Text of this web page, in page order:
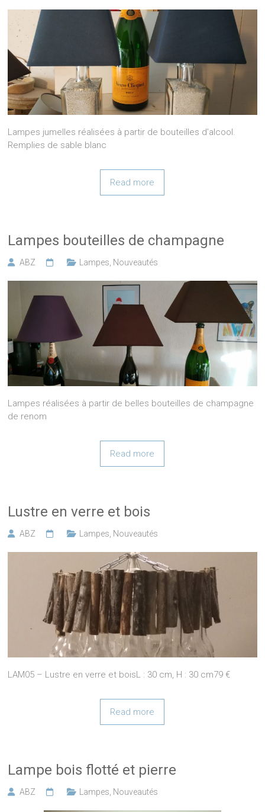
Lampes jumelles réalisées à partir de bouteilles d’alcool.
Remplies de sable blanc
Read more
Lampes bouteilles de champagne
ABZ Lampes Nouveautés
Lampes réalisées à partir de belles bouteilles de champagne
de renom
Read more
Lustre en verre et bois
ABZ Lampes Nouveautés
LAM05 – Lustre en verre et boisL : 30 cm, H : 30 cm79 €
Read more
Lampe bois flotté et pierre
ABZ Lampes Nouveautés